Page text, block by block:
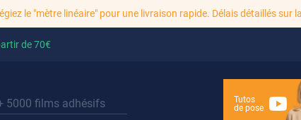
le "mètre linéaire" pour une livraison rapide. Délais détaillés sur
de70€
Tutos
de pose